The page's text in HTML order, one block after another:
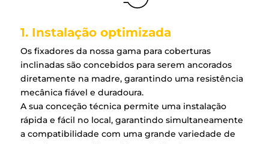
1. Instalação optimizada
Os fixadores da nossa gama para coberturas
inclinadas são concebidos para serem ancorados
diretamente na madre, garantindo uma resistência
mecânica fiável e duradoura.
A sua conceção técnica permite uma instalação
rápida e fácil no local, garantindo simultaneamente
a compatibilidade com uma grande variedade de